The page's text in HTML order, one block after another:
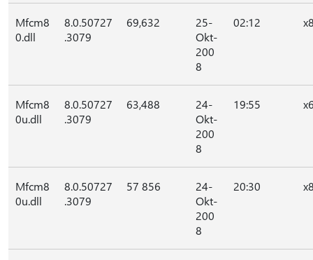
Mfcm8
0.dll
8.0.50727
.3079
69,632
25-
Okt-
200
8
02:12
Mfcm8
0u.dll
8.0.50727
.3079
63,488
24-
Okt-
200
8
19:55
Mfcm8
0u.dll
8.0.50727
.3079
57 856
24-
Okt-
200
8
20:30